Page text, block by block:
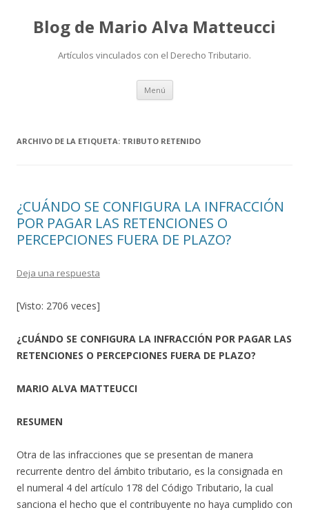
Blog de Mario Alva Matteucci
Artículos vinculados con el Derecho Tributario.
Menú Ir
contenido
ARCHIVO DE LA ETIQUETA: TRIBUTO RETENIDO
¿CUÁNDO SE CONFIGURA LA INFRACCIÓN
POR PAGAR LAS RETENCIONES O
PERCEPCIONES FUERA DE PLAZO?
Deja una respuesta
[Visto: 2706 veces]
¿CUÁNDO SE CONFIGURA LA INFRACCIÓN POR PAGAR LAS
RETENCIONES O PERCEPCIONES FUERA DE PLAZO?
MARIO ALVA MATTEUCCI
RESUMEN
Otra de las infracciones que se presentan de manera
recurrente dentro del ámbito tributario, es la consignada en
el numeral 4 del artículo 178 del Código Tributario, la cual
sanciona el hecho que el contribuyente no haya cumplido con